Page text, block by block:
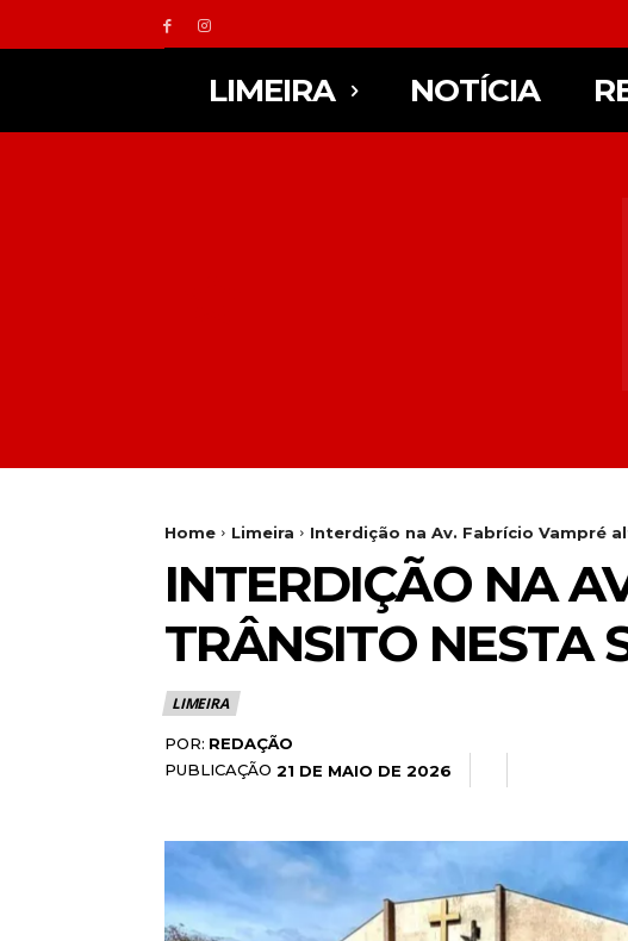
LIMEIRA NOTÍCIA
Home Limeira Interdição na Av. Fabrício Vampré
INTERDIÇÃO NA
TRÂNSITO NESTA
LIMEIRA
POR: REDAÇÃO
PUBLICAÇÃO 21 DE MAIO DE 2026